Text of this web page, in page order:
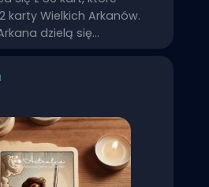
karty Wielkich Arkanów.
dzielą się…